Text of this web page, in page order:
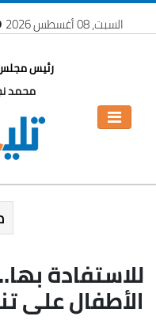
السبت، 08 أغسطس 2026
رئيس مجلس
محمد
الأطفال على